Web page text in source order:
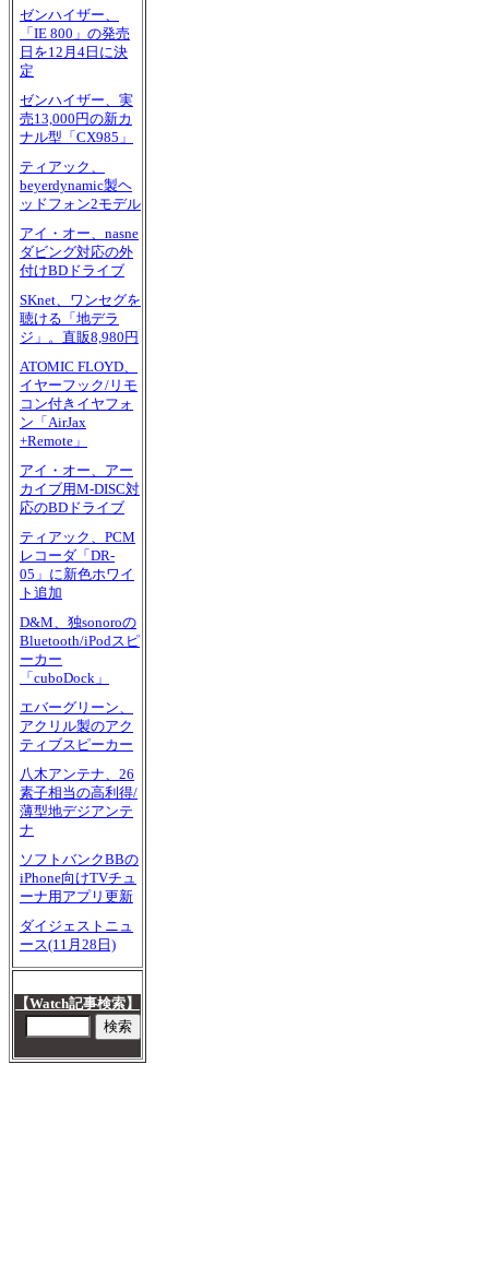
ゼンハイザー、
「IE 800」の発売
日を12月4日に決
定
ゼンハイザー、実
売13,000円の新カ
ナル型「CX985」
ティアック、
beyerdynamic製ヘ
ッドフォン2モデル
アイ・オー、nasne
ダビング対応の外
付けBDドライブ
SKnet、ワンセグを
聴ける「地デラ
ジ」。直販8,980円
ATOMIC FLOYD、
イヤーフック/リモ
コン付きイヤフォ
ン「AirJax
+Remote」
アイ・オー、アー
カイブ用M-DISC対
応のBDドライブ
ティアック、PCM
レコーダ「DR-
05」に新色ホワイ
ト追加
D&M、独sonoroの
Bluetooth/iPodスピ
ーカー
「cuboDock」
エバーグリーン、
アクリル製のアク
ティブスピーカー
八木アンテナ、26
素子相当の高利得/
薄型地デジアンテ
ナ
ソフトバンクBBの
iPhone向けTVチュ
ーナ用アプリ更新
ダイジェストニュ
ース(11月28日)
【Watch記事検索】